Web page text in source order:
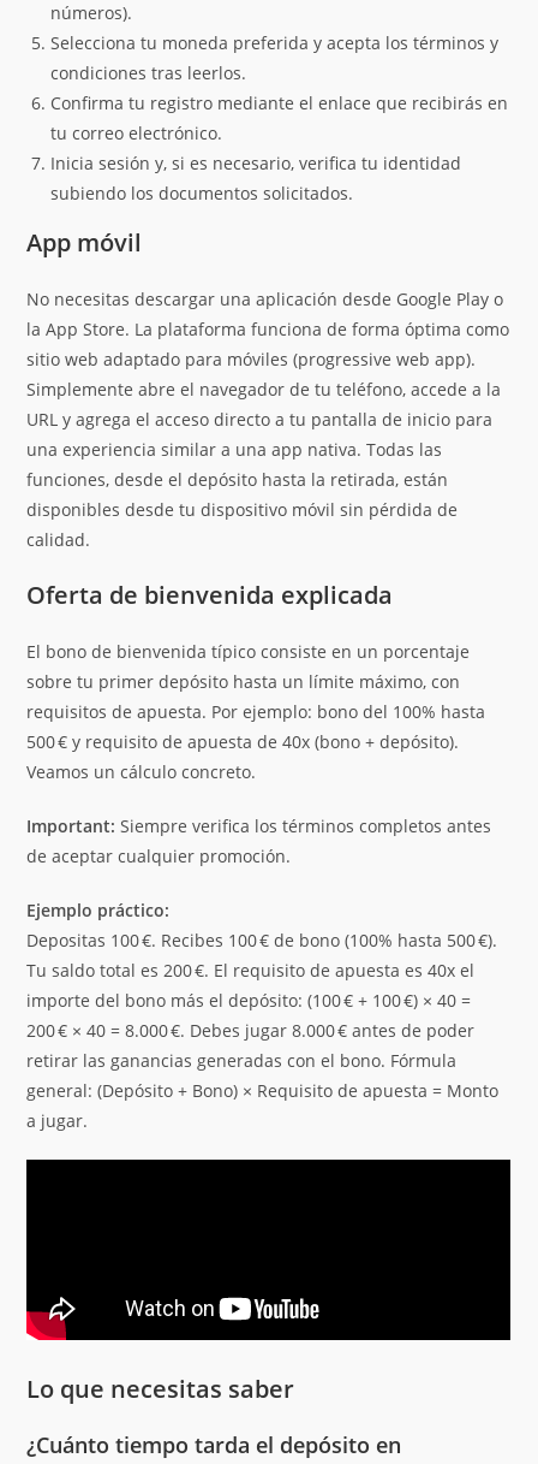
números).
Selecciona tu moneda preferida y acepta los términos y
condiciones tras leerlos.
Confirma tu registro mediante el enlace que recibirás en
tu correo electrónico.
Inicia sesión y, si es necesario, verifica tu identidad
subiendo los documentos solicitados.
App móvil
No necesitas descargar una aplicación desde Google Play o
la App Store. La plataforma funciona de forma óptima como
sitio web adaptado para móviles (progressive web app).
Simplemente abre el navegador de tu teléfono, accede a la
URL y agrega el acceso directo a tu pantalla de inicio para
una experiencia similar a una app nativa. Todas las
funciones, desde el depósito hasta la retirada, están
disponibles desde tu dispositivo móvil sin pérdida de
calidad.
Oferta de bienvenida explicada
El bono de bienvenida típico consiste en un porcentaje
sobre tu primer depósito hasta un límite máximo, con
requisitos de apuesta. Por ejemplo: bono del 100% hasta
500 € y requisito de apuesta de 40x (bono + depósito).
Veamos un cálculo concreto.
Important: Siempre verifica los términos completos antes
de aceptar cualquier promoción.
Ejemplo práctico:
Depositas 100 €. Recibes 100 € de bono (100% hasta 500 €).
Tu saldo total es 200 €. El requisito de apuesta es 40x el
importe del bono más el depósito: (100 € + 100 €) × 40 =
200 € × 40 = 8.000 €. Debes jugar 8.000 € antes de poder
retirar las ganancias generadas con el bono. Fórmula
general: (Depósito + Bono) × Requisito de apuesta = Monto
a jugar.
Lo que necesitas saber
¿Cuánto tiempo tarda el depósito en